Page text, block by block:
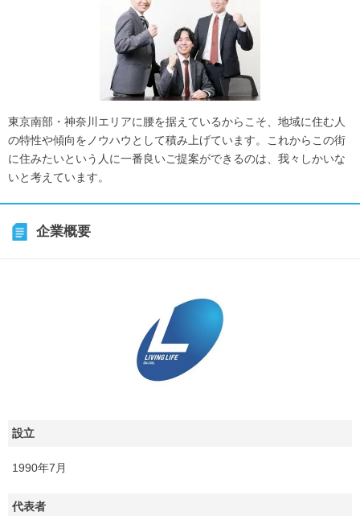
東京南部・神奈川エリアに腰を据えているからこそ、地域に住む人
の特性や傾向をノウハウとして積み上げています。これからこの街
に住みたいという人に一番良いご提案ができるのは、我々しかいな
いと考えています。
企業概要
設立
1990年7月
代表者